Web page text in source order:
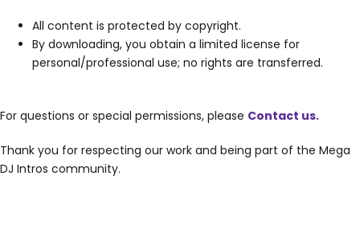
All content is protected by copyright.
By downloading, you obtain a limited license for
personal/professional use; no rights are transferred.
For questions or special permissions, please Contact us.
Thank you for respecting our work and being part of the Mega
DJ Intros community.